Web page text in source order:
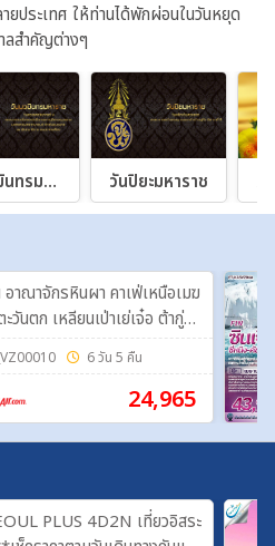
ประเทศ ให้ท่านได้พักผ่อนในวันหยุด
ลสำคัญต่างๆ
วันนวมินทรมหาราช วันปิยะมหาราช
าณาจักรหินผา คาเฟ่เหนือเมฆ
วันตก เหลียนเป่าเย่เจ๋อ ต้ากู่ปิ่ง
น 5 คืน FT-TFUVZ38A
6 วัน 5 คืน
24,965
PLUS 4D2N เที่ยวอิสระ